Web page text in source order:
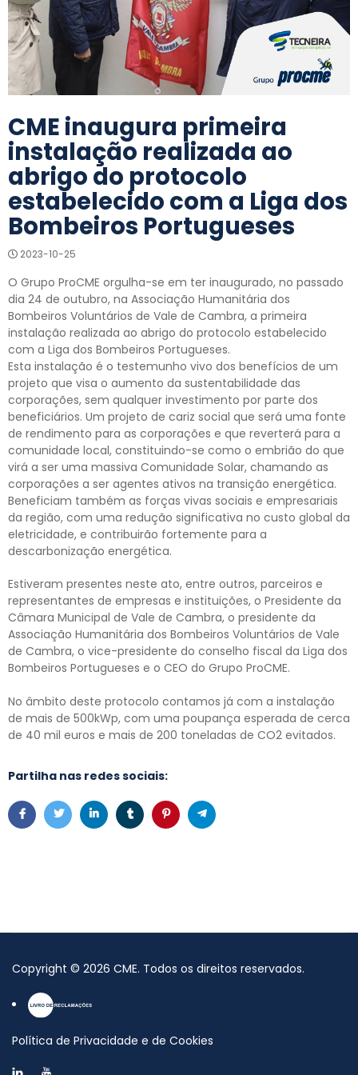
CME inaugura primeira
instalação realizada ao
abrigo do protocolo
estabelecido com a Liga dos
Bombeiros Portugueses
2023-10-25
O Grupo ProCME orgulha-se em ter inaugurado, no passado
dia 24 de outubro, na Associação Humanitária dos
Bombeiros Voluntários de Vale de Cambra, a primeira
instalação realizada ao abrigo do protocolo estabelecido
com a Liga dos Bombeiros Portugueses.
Esta instalação é o testemunho vivo dos benefícios de um
projeto que visa o aumento da sustentabilidade das
corporações, sem qualquer investimento por parte dos
beneficiários. Um projeto de cariz social que será uma fonte
de rendimento para as corporações e que reverterá para a
comunidade local, constituindo-se como o embrião do que
virá a ser uma massiva Comunidade Solar, chamando as
corporações a ser agentes ativos na transição energética.
Beneficiam também as forças vivas sociais e empresariais
da região, com uma redução significativa no custo global da
eletricidade, e contribuirão fortemente para a
descarbonização energética.
Estiveram presentes neste ato, entre outros, parceiros e
representantes de empresas e instituições, o Presidente da
Câmara Municipal de Vale de Cambra, o presidente da
Associação Humanitária dos Bombeiros Voluntários de Vale
de Cambra, o vice-presidente do conselho fiscal da Liga dos
Bombeiros Portugueses e o CEO do Grupo ProCME.
No âmbito deste protocolo contamos já com a instalação
de mais de 500kWp, com uma poupança esperada de cerca
de 40 mil euros e mais de 200 toneladas de CO2 evitados.
Partilha nas redes sociais:
Copyright © 2026 CME. Todos os direitos reservados.
Política de Privacidade e de Cookies